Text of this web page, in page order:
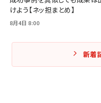
けよう【ネッ担まとめ】
8月4日 8:00
新着